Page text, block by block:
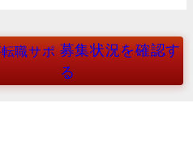
職サポ 募集状況を確認す
る